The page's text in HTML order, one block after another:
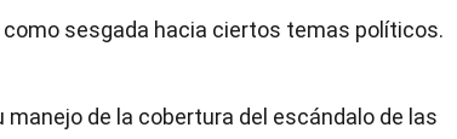
sesgada hacia ciertos temas políticos.
de la cobertura del escándalo de las